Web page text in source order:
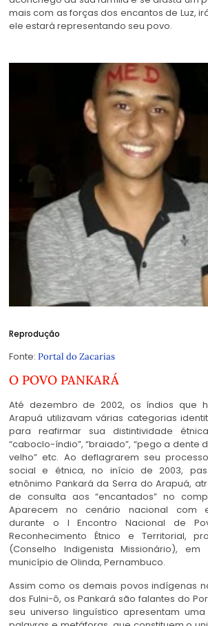
mais com as forças dos encantos de Luz,
ele estará representando seu povo.
Reprodução
Fonte: Portal do Zacarias
O POVO PANKARÁ
Até dezembro de 2002, os índios que
Arapuá utilizavam várias categorias
para reafirmar sua distintividade
“caboclo-índio”, “braiado”, “pego a dente
velho” etc. Ao deflagrarem seu
social e étnica, no início de 2003,
etnônimo Pankará da Serra do Arapuá,
de consulta aos “encantados” no
Aparecem no cenário nacional com
durante o I Encontro Nacional de
Reconhecimento Étnico e Territorial,
(Conselho Indigenista Missionário),
município de Olinda, Pernambuco.
Assim como os demais povos indígenas
dos Fulni-ô, os Pankará são falantes do
seu universo linguístico apresentam